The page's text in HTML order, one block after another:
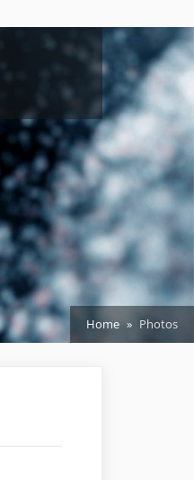
Home Photos